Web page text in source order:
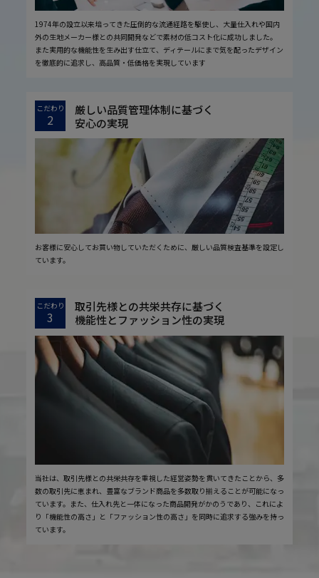
1974年の設立以来培ってきた圧倒的な流通経路を駆使し、大量仕入れや国内
外の生地メーカー様との共同開発などで素材の低コスト化に成功しました。
また実用的な機能性を生み出す仕立て、ディテールにまで気を配ったデザイン
を徹底的に追求し、高品質・低価格を実現しています
こだわり
2
厳しい品質管理体制に基づく
安心の実現
お客様に安心してお買い物していただくために、厳しい品質検査基準を設定し
ています。
こだわり
3
取引先様との共栄共存に基づく
機能性とファッション性の実現
当社は、取引先様との共栄共存を重視した経営姿勢を貫いてきたことから、多
数の取引先に恵まれ、豊富なブランド商品を多数取り揃えることが可能になっ
ています。また、仕入れ先と一体になった商品開発がかのうであり、これによ
り「機能性の高さ」と「ファッション性の高さ」を同時に追求する強みを持っ
ています。